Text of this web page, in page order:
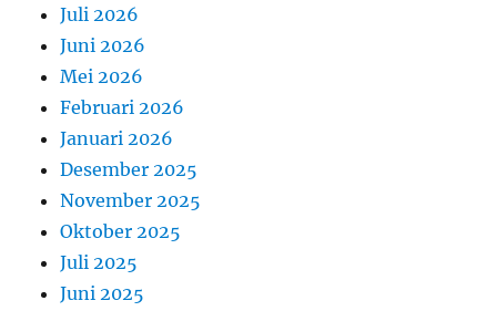
Juli 2026
Juni 2026
Mei 2026
Februari 2026
Januari 2026
Desember 2025
November 2025
Oktober 2025
Juli 2025
Juni 2025